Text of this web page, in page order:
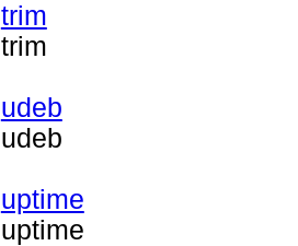
trim
trim
udeb
udeb
uptime
uptime